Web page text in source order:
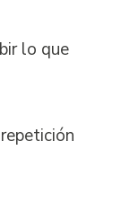
lo que